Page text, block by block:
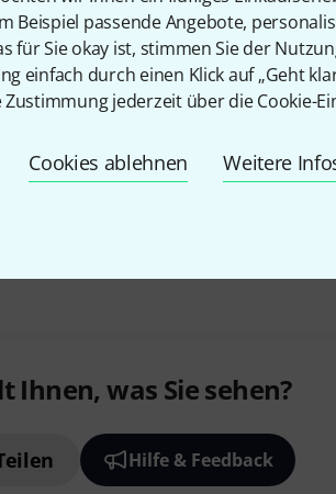
Beispiel passende Angebote,
für Sie okay ist, stimmen Sie der
einfach durch einen Klick auf „Geht
jederzeit über die Cookie-
Cookies ablehnen Weitere
25-polig
mit Lötkelch
vergoldete Kontakte
Ihnen, was Sie sehen?
Hilfe & Feedback